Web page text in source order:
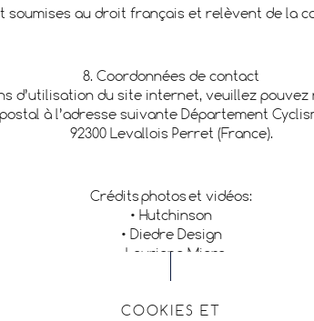
soumises au droit français et relèvent de la
8. Coordonnées de contact
d’utilisation du site internet, veuillez
à l’adresse suivante Département
92300 Levallois Perret (France).
Crédits photos et vidéos:
• Hutchinson
• Diedre Design
• Lauriane Miara
• Lepresti
COOKIES ET